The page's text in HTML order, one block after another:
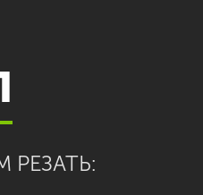
РЕЗАТЬ: